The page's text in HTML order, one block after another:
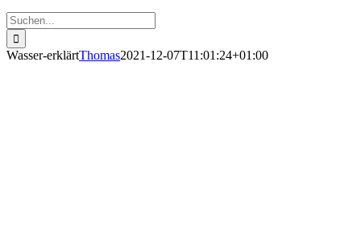
Suche
nach:
Wasser-erklärtThomas2021-12-07T11:01:24+01:00